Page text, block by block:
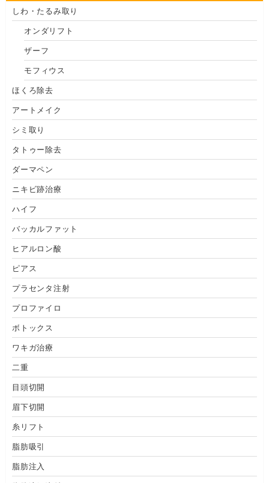
しわ・たるみ取り
オンダリフト
ザーフ
モフィウス
ほくろ除去
アートメイク
シミ取り
タトゥー除去
ダーマペン
ニキビ跡治療
ハイフ
バッカルファット
ヒアルロン酸
ピアス
プラセンタ注射
プロファイロ
ボトックス
ワキガ治療
二重
目頭切開
眉下切開
糸リフト
脂肪吸引
脂肪注入